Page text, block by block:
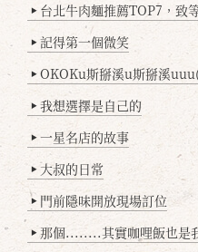
▶ 台北牛肉麵推薦TOP7，致等
▶ 記得第一個微笑
▶ OKOKu斯掰溪u斯掰溪
▶ 我想選擇是自己的
▶ 一星名店的故事
▶ 大叔的日常
▶ 門前隱味開放現場訂位
▶ 那個........其實咖哩飯也是